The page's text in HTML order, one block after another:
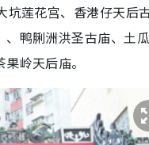
坑莲花宫、香港仔天后
鸭脷洲洪圣古庙、土
岭天后庙。